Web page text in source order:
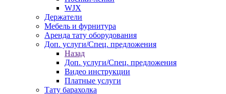
WJX
Держатели
Мебель и фурнитура
Аренда тату оборудования
Доп. услуги/Спец. предложения
Назад
Доп. услуги/Спец. предложения
Видео инструкции
Платные услуги
Тату барахолка